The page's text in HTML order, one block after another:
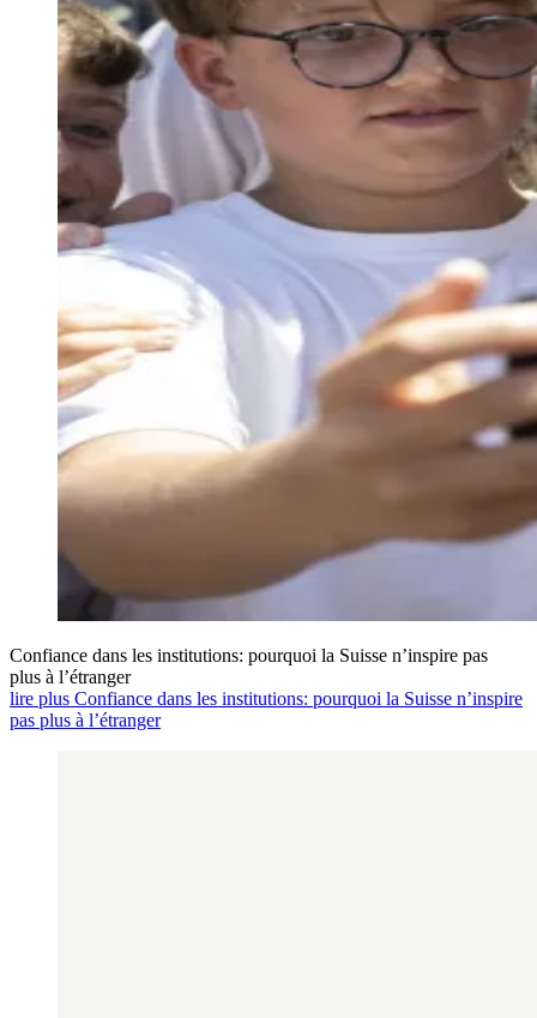
Confiance dans les institutions: pourquoi la Suisse n’inspire pas
plus à l’étranger
lire plus Confiance dans les institutions: pourquoi la Suisse n’inspire
pas plus à l’étranger